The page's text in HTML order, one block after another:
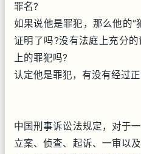
罪名?
如果说他是罪犯，那么他的“
证明了吗?没有法庭上充分
上的罪犯吗?
认定他是罪犯，有没有经过
中国刑事诉讼法规定，对于
立案、侦查、起诉、一审以